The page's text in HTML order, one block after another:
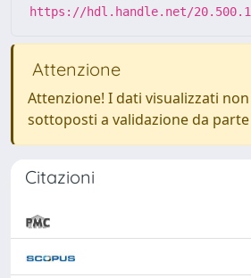
https://hdl.handle.net/
Attenzione
Attenzione! I dati visualizzati
sottoposti a validazione da
Citazioni